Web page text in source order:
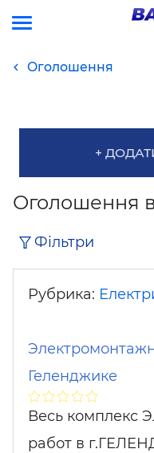
Оголошення
+
Оголошення
Фільтри
Рубрика:
Геленджике
Весь
работ в